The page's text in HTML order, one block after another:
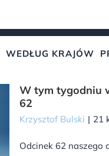
WEDŁUG KRAJÓW
W tym tygodniu
62
Krzysztof Bulski | 21
Odcinek 62 naszego